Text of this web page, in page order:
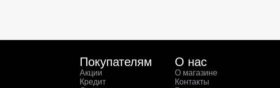
Покупателям
Акции
Кредит
О нас
О магазине
Контакты